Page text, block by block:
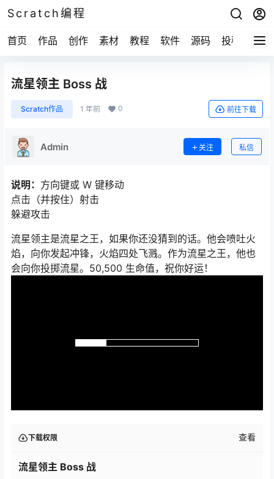
Scratch编程
首页 作品 创作 素材 教程 软件 源码 投稿 关于
流星领主 Boss 战
Scratch作品 1 年前 0 前往下载
Admin 关注 私信
说明： 方向键或 W 键移动
点击（并按住）射击
躲避攻击
流星领主是流星之王，如果你还没猜到的话。他会喷吐火
焰，向你发起冲锋，火焰四处飞溅。作为流星之王，他也
会向你投掷流星。50,500 生命值，祝你好运！
下载权限 查看
流星领主 Boss 战